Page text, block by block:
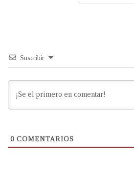
Suscribir
0 COMENTARIOS